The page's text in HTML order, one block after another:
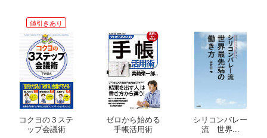
値引きあり
コクヨの３ステ
ップ会議術
ゼロから始める
手帳活用術
シリコンバレー
流 世界...